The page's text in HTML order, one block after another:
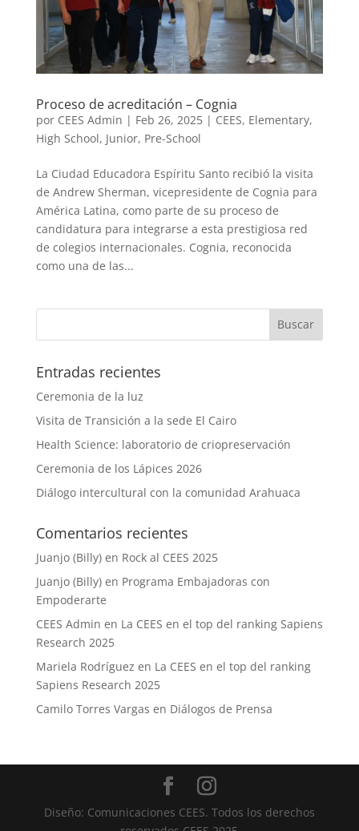
Proceso de acreditación – Cognia
por CEES Admin | Feb 26, 2025| CEES, Elementary,
High School, Junior, Pre-School
La Ciudad Educadora Espíritu Santo recibió la visita
de Andrew Sherman, vicepresidente de Cognia para
América Latina, como parte de su proceso de
candidatura para integrarse a esta prestigiosa red
de colegios internacionales. Cognia, reconocida
como una de las...
Entradas recientes
Ceremonia de la luz
Visita de Transición a la sede El Cairo
Health Science: laboratorio de criopreservación
Ceremonia de los Lápices 2026
Diálogo intercultural con la comunidad Arahuaca
Comentarios recientes
Juanjo (Billy)en Rock al CEES 2025
Juanjo (Billy)en Programa Embajadoras con
Empoderarte
CEES Admin en La CEES en el top del ranking Sapiens
Research 2025
Mariela Rodríguez en La CEES en el top del ranking
Sapiens Research 2025
Camilo Torres Vargas en Diálogos de Prensa
Diseño: Comunicaciones CEES. Todos los derechos